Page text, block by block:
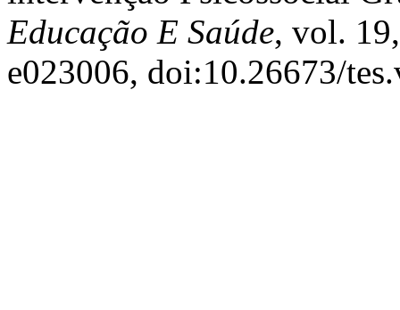
Educação E Saúde, vol.
e023006, doi:10.26673/